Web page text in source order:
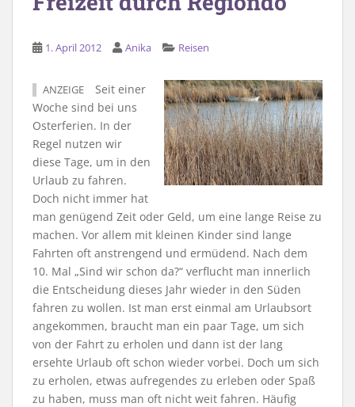
1. April 2012 Anika Reisen
ANZEIGE
Seit einer
Woche sind bei uns
Osterferien. In der
Regel nutzen wir
diese Tage, um in den
Urlaub zu fahren.
Doch nicht immer hat
man genügend Zeit oder Geld, um eine lange Reise zu
machen. Vor allem mit kleinen Kinder sind lange
Fahrten oft anstrengend und ermüdend. Nach dem
10. Mal „Sind wir schon da?“ verflucht man innerlich
die Entscheidung dieses Jahr wieder in den Süden
fahren zu wollen. Ist man erst einmal am Urlaubsort
angekommen, braucht man ein paar Tage, um sich
von der Fahrt zu erholen und dann ist der lang
ersehte Urlaub oft schon wieder vorbei. Doch um sich
zu erholen, etwas aufregendes zu erleben oder Spaß
zu haben, muss man oft nicht weit fahren. Häufig